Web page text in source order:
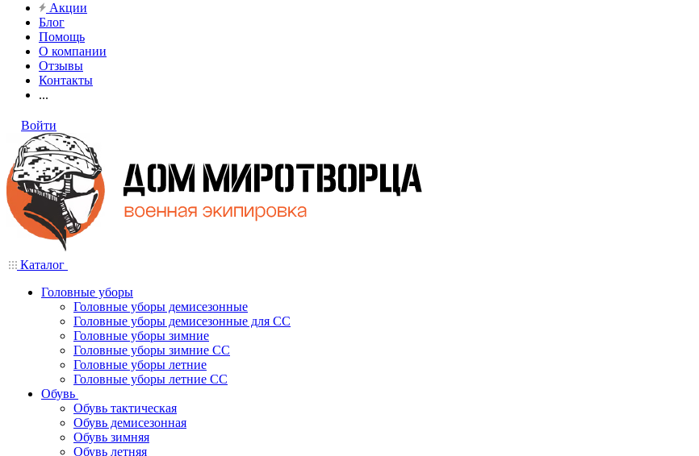
Акции
Блог
Помощь
О компании
Отзывы
Контакты
...
Войти
Каталог
Головные уборы
Головные уборы демисезонные
Головные уборы демисезонные для СС
Головные уборы зимние
Головные уборы зимние СС
Головные уборы летние
Головные уборы летние СС
Обувь
Обувь тактическая
Обувь демисезонная
Обувь зимняя
Обувь летняя